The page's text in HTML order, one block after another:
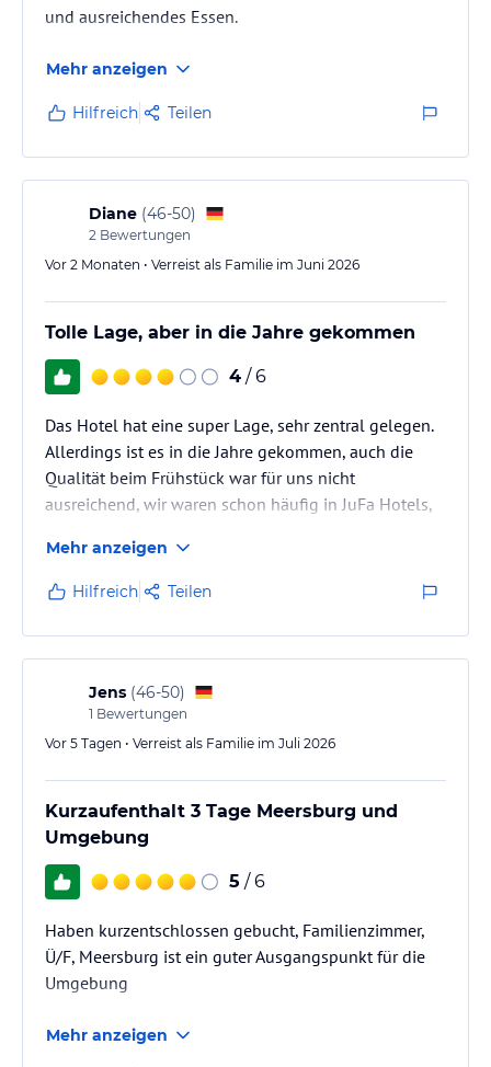
und ausreichendes Essen.
Mehr anzeigen
Hilfreich Teilen
Diane (46-50)
2 Bewertungen
Vor 2 Monaten • Verreist als Familie im Juni 2026
Tolle Lage, aber in die Jahre gekommen
4 / 6
Das Hotel hat eine super Lage, sehr zentral gelegen.
Allerdings ist es in die Jahre gekommen, auch die
Qualität beim Frühstück war für uns nicht
ausreichend, wir waren schon häufig in JuFa Hotels,
mehr Auswahl.
Das Personal ist sehr nett,
Der Parkplatz befindet sich leider nicht direkt am
Hotel, Parkplätze ca. 600 m entfernt
Mehr anzeigen
Hilfreich Teilen
Jens (46-50)
1 Bewertungen
Vor 5 Tagen • Verreist als Familie im Juli 2026
Kurzaufenthalt 3 Tage Meersburg und
Umgebung
5 / 6
Haben kurzentschlossen gebucht, Familienzimmer,
Ü/F, Meersburg ist ein guter Ausgangspunkt für die
Umgebung
Mehr anzeigen